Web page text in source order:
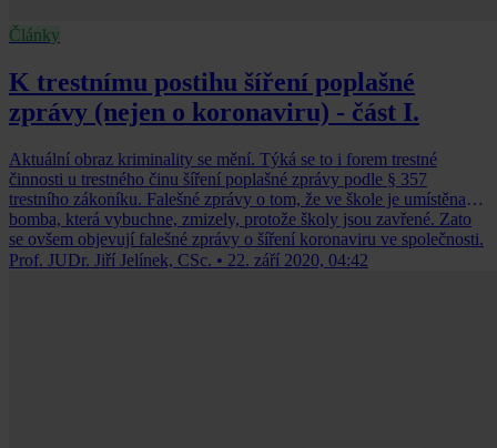
Články
K trestnímu postihu šíření poplašné
zprávy (nejen o koronaviru) - část I.
Aktuální obraz kriminality se mění. Týká se to i forem trestné
činnosti u trestného činu šíření poplašné zprávy podle § 357
trestního zákoníku. Falešné zprávy o tom, že ve škole je umístěna
bomba, která vybuchne, zmizely, protože školy jsou zavřené. Zato
se ovšem objevují falešné zprávy o šíření koronaviru ve společnosti.
Prof. JUDr. Jiří Jelínek, CSc. • 22. září 2020, 04:42